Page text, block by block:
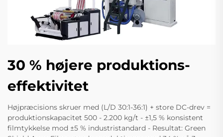
30 % højere produktions-
effektivitet
Højpræcisions skruer med (L/D 30:1-36:1) + store DC-drev =
produktionskapacitet 500 - 2.200 kg/t - ±1,5 % konsistent
filmtykkelse mod ±5 % industristandard - Resultat: Green